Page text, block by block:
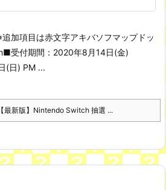
追加項目は赤文字アキバソフマップドッ
■受付期間：2020年8月14日(金)
(日) PM ...
最新版】Nintendo Switch 抽選 ...